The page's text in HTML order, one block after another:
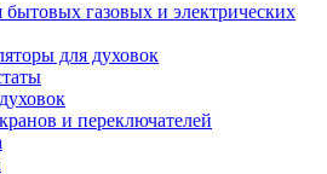
бытовых газовых и электрических
для духовок
и переключателей